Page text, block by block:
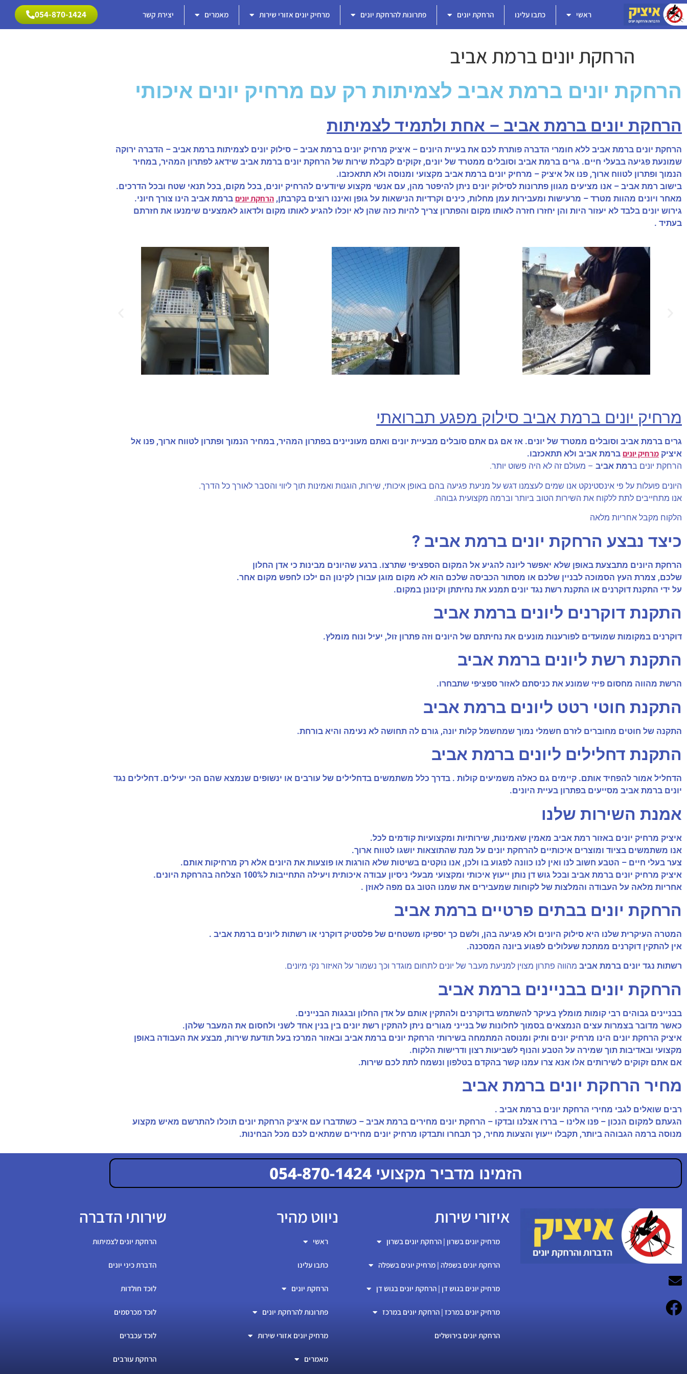
ראשי כתבו עלינו הרחקת יונים פתרונות להרחקת יונים מרחיק יונים אזורי שירות מאמרים יצירת קשר 054-870-1424
054-870-1424
הרחקת יונים ברמת אביב
הרחקת יונים ברמת אביב לצמיתות רק עם מרחיק יונים איכותי
הרחקת יונים ברמת אביב – אחת ולתמיד לצמיתות
הרחקת יונים ברמת אביב ללא חומרי הדברה פותרת לכם את בעיית היונים – איציק מרחיק יונים ברמת אביב – סילוק יונים לצמיתות ברמת אביב – הדברה ירוקה
שמונעת פגיעה בבעלי חיים. גרים ברמת אביב וסובלים ממטרד של יונים, זקוקים לקבלת שירות של הרחקת יונים ברמת אביב שידאג לפתרון המהיר, במחיר
הנמוך ופתרון לטווח ארוך, פנו אל איציק – מרחיק יונים ברמת אביב מקצועי ומנוסה ולא תתאכזבו.
בישוב רמת אביב – אנו מציעים מגוון פתרונות לסילוק יונים ניתן להיפטר מהן, עם אנשי מקצוע שיודעים להרחיק יונים, בכל מקום, בכל תנאי שטח ובכל הדרכים.
מאחר ויונים מהוות מטרד – מרעישות ומעבירות עמן מחלות, כינים וקרדיות הנישאות על גופן ואיננו רוצים בקרבתן, הרחקת יונים ברמת אביב הינו צורך חיוני.
גירוש יונים בלבד לא יעזור היות והן יחזרו חזרה לאותו מקום והפתרון צריך להיות כזה שהן לא יוכלו להגיע לאותו מקום ולדאוג לאמצעים שימנעו את חזרתם
בעתיד .
מרחיק יונים ברמת אביב סילוק מפגע תברואתי
גרים ברמת אביב וסובלים ממטרד של יונים. אז אם גם אתם סובלים מבעיית יונים ואתם מעוניינים בפתרון המהיר, במחיר הנמוך ופתרון לטווח ארוך, פנו אל
איציק מרחיק יונים ברמת אביב ולא תתאכזבו.
הרחקת יונים ברמת אביב – מעולם זה לא היה פשוט יותר.
היונים פועלות על פי אינסטינקט אנו שמים לעצמנו דגש על מניעת פגיעה בהם באופן איכותי, שירות, הוגנות ואמינות תוך ליווי והסבר לאורך כל הדרך.
אנו מתחייבים לתת ללקוח את השירות הטוב ביותר וברמה מקצועית גבוהה.
הלקוח מקבל אחריות מלאה
כיצד נבצע הרחקת יונים ברמת אביב ?
הרחקת היונים מתבצעת באופן שלא יאפשר ליונה להגיע אל המקום הספציפי שתרצו. ברגע שהיונים מבינות כי אדן החלון
שלכם, צמרת העץ הסמוכה לבניין שלכם או מסתור הכביסה שלכם הוא לא מקום מוגן עבורן לקינון הם ילכו לחפש מקום אחר.
על ידי התקנת דוקרנים או התקנת רשת נגד יונים תמנע את נחיתתן וקינונן במקום.
התקנת דוקרנים ליונים ברמת אביב
דוקרנים במקומות שמועדים לפורענות מונעים את נחיתתם של היונים וזה פתרון זול, יעיל ונוח מומלץ.
התקנת רשת ליונים ברמת אביב
הרשת מהווה מחסום פיזי שמונע את כניסתם לאזור ספציפי שתבחרו.
התקנת חוטי רטט ליונים ברמת אביב
התקנה של חוטים מחוברים לזרם חשמלי נמוך שמחשמל קלות יונה, גורם לה תחושה לא נעימה והיא בורחת.
התקנת דחלילים ליונים ברמת אביב
הדחליל אמור להפחיד אותם. קיימים גם כאלה משמיעים קולות . בדרך כלל משתמשים בדחלילים של עורבים או ינשופים שנמצא שהם הכי יעילים. דחלילים נגד
יונים ברמת אביב מסייעים בפתרון בעיית היונים.
אמנת השירות שלנו
איציק מרחיק יונים באזור רמת אביב מאמין שאמינות, שירותיות ומקצועיות קודמים לכל.
אנו משתמשים בציוד ומוצרים איכותיים להרחקת יונים על מנת שהתוצאות יושגו לטווח ארוך.
צער בעלי חיים – הטבע חשוב לנו ואין לנו כוונה לפגוע בו ולכן, אנו נוקטים בשיטות שלא הורגות או פוצעות את היונים אלא רק מרחיקות אותם.
איציק מרחיק יונים ברמת אביב ובכל גוש דן נותן ייעוץ איכותי ומקצועי מבעלי ניסיון עבודה איכותית ויעילה התחייבות ל100% הצלחה בהרחקת היונים.
אחריות מלאה על העבודה והמלצות של לקוחות שמעבירים את שמנו הטוב גם מפה לאוזן .
הרחקת יונים בבתים פרטיים ברמת אביב
המטרה העיקרית שלנו היא סילוק היונים ולא פגיעה בהן, ולשם כך יספיקו משטחים של פלסטיק דוקרני או רשתות ליונים ברמת אביב .
אין להתקין דוקרנים ממתכת שעלולים לפגוע ביונה המסכנה.
רשתות נגד יונים ברמת אביב מהווה פתרון מצוין למניעת מעבר של יונים לתחום מוגדר וכך נשמור על האיזור נקי מיונים.
הרחקת יונים בבניינים ברמת אביב
בבניינים גבוהים רבי קומות מומלץ בעיקר להשתמש בדוקרנים ולהתקין אותם על אדן החלון ובגגות הבניינים.
כאשר מדובר בצמרות עצים הנמצאים בסמוך לחלונות של בנייני מגורים ניתן להתקין רשת יונים בין בנין אחד לשני ולחסום את המעבר שלהן.
איציק הרחקת יונים הינו מרחיק יונים ותיק ומנוסה המתמחה בשירותי הרחקת יונים ברמת אביב ובאזור המרכז בעל תודעת שירות, מבצע את העבודה באופן
מקצועי ובאדיבות תוך שמירה על הטבע והנוף לשביעות רצון ודרישות הלקוח.
אם אתם זקוקים לשירותים אלו אנא צרו עמנו קשר בהקדם בטלפון ונשמח לתת לכם שירות.
מחיר הרחקת יונים ברמת אביב
רבים שואלים לגבי מחירי הרחקת יונים ברמת אביב .
הגעתם למקום הנכון – פנו אלינו – בררו אצלנו ובדקו – הרחקת יונים מחירים ברמת אביב – כשתדברו עם איציק הרחקת יונים תוכלו להתרשם מאיש מקצוע
מנוסה ברמה הגבוהה ביותר, תקבלו ייעוץ והצעות מחיר, כך תבחרו ותבדקו מרחיק יונים מחירים שמתאים לכם מכל הבחינות.
הזמינו מדביר מקצועי 054-870-1424
054-870-1424
איזורי שירות
מרחיק יונים בשרון | הרחקת יונים בשרון
הרחקת יונים בשפלה | מרחיק יונים בשפלה
מרחיק יונים בגוש דן | הרחקת יונים בגוש דן
מרחיק יונים במרכז | הרחקת יונים במרכז
הרחקת יונים בירושלים
ניווט מהיר
ראשי
כתבו עלינו
הרחקת יונים
פתרונות להרחקת יונים
מרחיק יונים אזורי שירות
מאמרים
שירותי הדברה
הרחקת יונים לצמיתות
הדברת כיני יונים
לוכד חולדות
לוכד מכרסמים
לוכד עכברים
הרחקת עורבים